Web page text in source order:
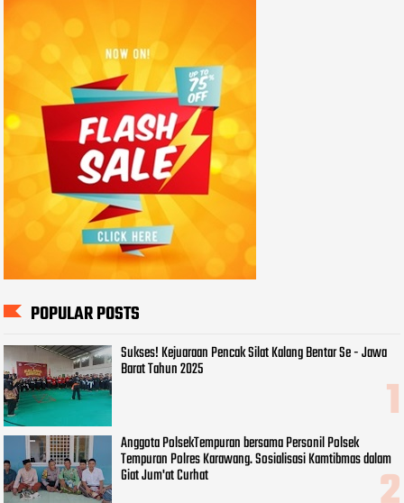
POPULAR POSTS
Sukses! Kejuaraan Pencak Silat Kalang Bentar Se - Jawa
Barat Tahun 2025
Anggota PolsekTempuran bersama Personil Polsek
Tempuran Polres Karawang. Sosialisasi Kamtibmas dalam
Giat Jum'at Curhat